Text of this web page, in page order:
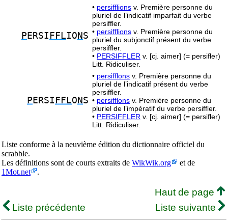
P ERSI FFLIO N S
• persifflions v. Première personne du
pluriel de l’indicatif imparfait du verbe
persiffler.
• persifflions v. Première personne du
pluriel du subjonctif présent du verbe
persiffler.
• PERSIFFLER v. [cj. aimer] (= persifler)
Litt. Ridiculiser.
P ERSI FFLO N S
• persifflons v. Première personne du
pluriel de l’indicatif présent du verbe
persiffler.
• persifflons v. Première personne du
pluriel de l’impératif du verbe persiffler.
• PERSIFFLER v. [cj. aimer] (= persifler)
Litt. Ridiculiser.
Liste conforme à la neuvième édition du dictionnaire officiel du
scrabble.
Les définitions sont de courts extraits de WikWik.org
et de
1Mot.net
.
Haut de page
Liste précédente
Liste suivante